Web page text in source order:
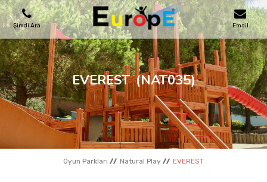
Şimdi Ara Email
OYUN PARKLARI
SKATEPARKLAR
AHŞAP EVLER
KENT MOBILYALARI
EVEREST (NAT035)
Oyun Parkları Natural Play EVEREST